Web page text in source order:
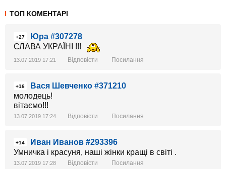
ТОП КОМЕНТАРІ
+27
Юра #307278
СЛАВА УКРАЇНІ !!!
13.07.2019 17:21 Відповісти Посилання
+16
Вася Шевченко #371210
молодець!
вітаємо!!!
13.07.2019 17:24 Відповісти Посилання
+14
Иван Иванов #293396
Умничка і красуня, наші жінки кращі в світі .
13.07.2019 17:28 Відповісти Посилання